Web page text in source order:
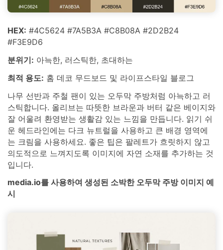
HEX: #4C5624 #7A5B3A #C8B08A #2D2B24
#F3E9D6
분위기: 아늑한, 러스틱한, 초대하는
최적 용도: 홈 데코 무드보드 및 라이프스타일 블로그
나무 선반과 주철 팬이 있는 오두막 주방처럼 아늑하고 러
스틱합니다. 올리브는 따뜻한 브라운과 버터 같은 베이지와
잘 어울려 환영받는 생활감 있는 느낌을 만듭니다. 읽기 쉬
운 헤드라인에는 다크 뉴트럴을 사용하고 큰 배경 영역에
는 크림을 사용하세요. 좋은 팁은 팔레트가 흐릿하지 않고
의도적으로 느껴지도록 이미지에 자연 소재를 추가하는 것
입니다.
media.io를 사용하여 생성된 소박한 오두막 주방 이미지 예
시